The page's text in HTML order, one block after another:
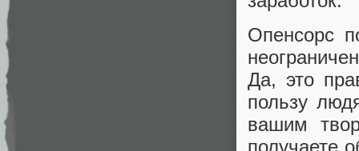
Опенсорс
Да, это
пользу
вашим
получаете